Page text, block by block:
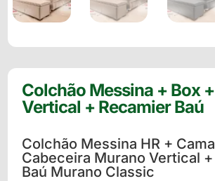
Colchão Messina + Box
Vertical + Recamier Baú
Colchão Messina HR +
Cabeceira Murano Vertical
Baú Murano Classic